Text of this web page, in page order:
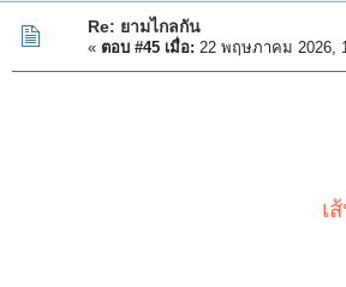
Re: ยามไกลกัน
« ตอบ #45 เมื่อ: 22 พฤษภาคม 2026,
เ